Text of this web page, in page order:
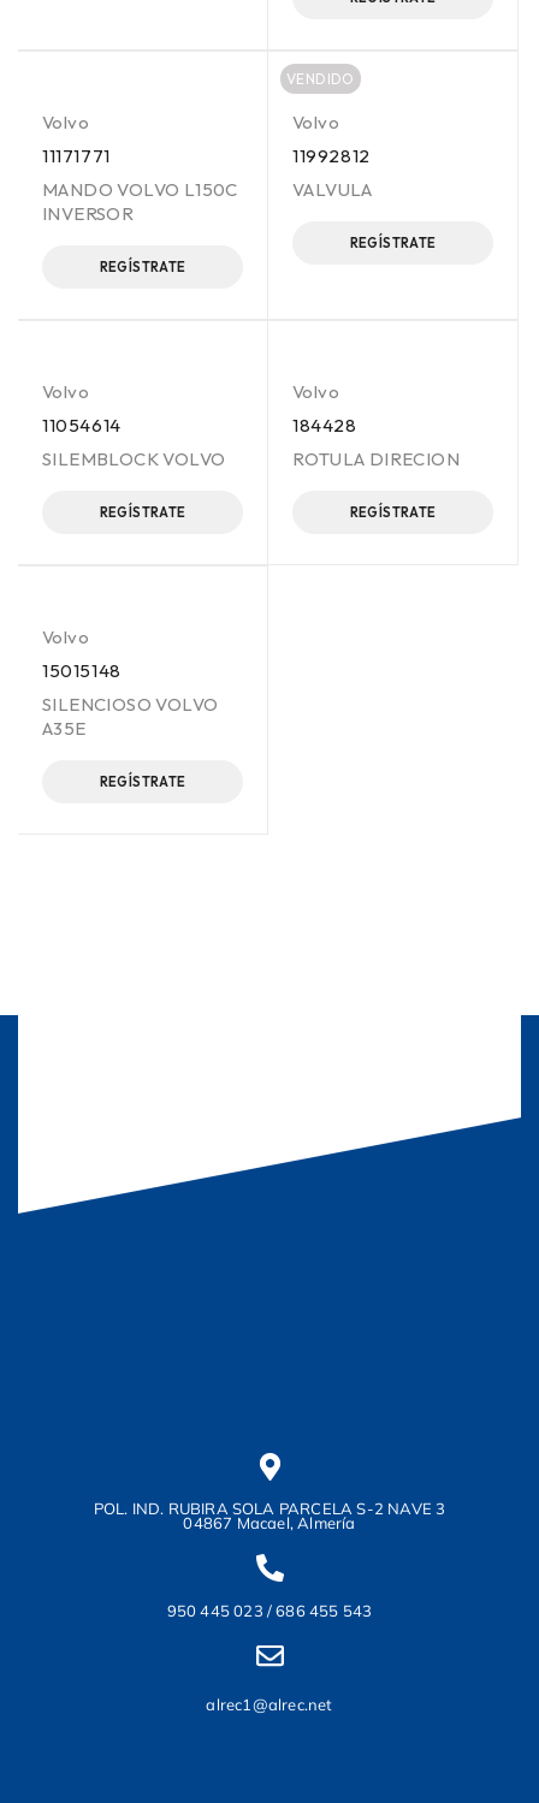
Volvo
11171771
MANDO VOLVO L150C
INVERSOR
REGÍSTRATE
VENDIDO
Volvo
11992812
VALVULA
REGÍSTRATE
Volvo
11054614
SILEMBLOCK VOLVO
REGÍSTRATE
Volvo
184428
ROTULA DIRECION
REGÍSTRATE
Volvo
15015148
SILENCIOSO VOLVO
A35E
REGÍSTRATE
POL. IND. RUBIRA SOLA PARCELA S-2 NAVE 3
04867 Macael, Almería
950 445 023 / 686 455 543
alrec1@alrec.net